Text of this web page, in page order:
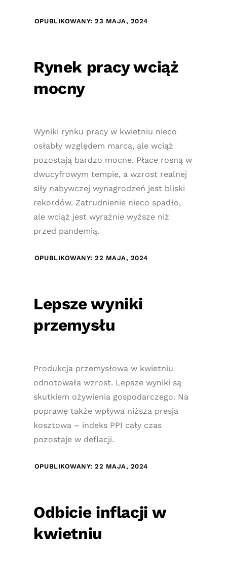
OPUBLIKOWANY: 23 MAJA, 2024
Rynek pracy wciąż
mocny
Wyniki rynku pracy w kwietniu nieco
osłabły względem marca, ale wciąż
pozostają bardzo mocne. Płace rosną w
dwucyfrowym tempie, a wzrost realnej
siły nabywczej wynagrodzeń jest bliski
rekordów. Zatrudnienie nieco spadło,
ale wciąż jest wyraźnie wyższe niż
przed pandemią.
OPUBLIKOWANY: 22 MAJA, 2024
Lepsze wyniki
przemysłu
Produkcja przemysłowa w kwietniu
odnotowała wzrost. Lepsze wyniki są
skutkiem ożywienia gospodarczego. Na
poprawę także wpływa niższa presja
kosztowa – indeks PPI cały czas
pozostaje w deflacji.
OPUBLIKOWANY: 22 MAJA, 2024
Odbicie inflacji w
kwietniu